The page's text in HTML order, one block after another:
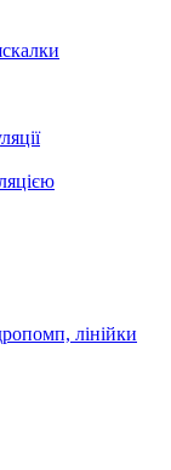
лінійки